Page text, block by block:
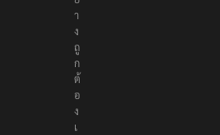
า
ง
ถู
ก
ต้
อ
ง
เ